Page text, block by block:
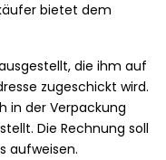
bietet dem
die ihm auf
zugeschickt wird.
in der Verpackung
Die Rechnung soll
aufweisen.